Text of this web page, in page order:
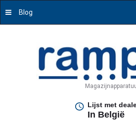
Lijst met
In België
Blog